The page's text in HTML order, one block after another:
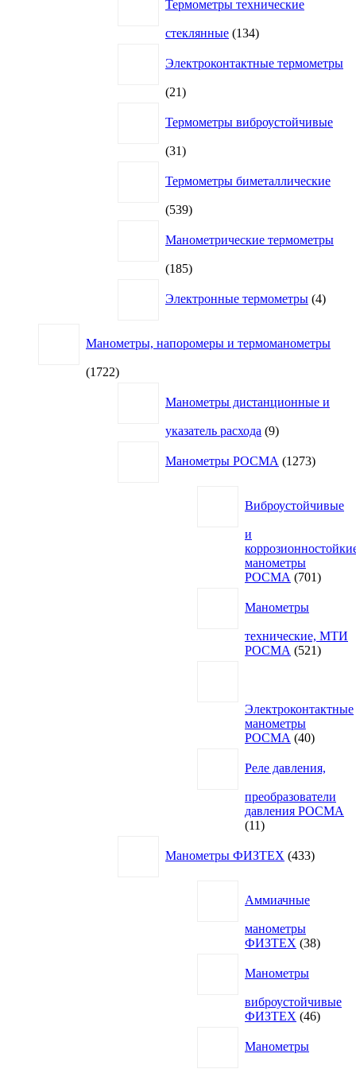
Термометры технические
стеклянные 134134
Электроконтактные термометры
2121
Термометры виброустойчивые
3131
Термометры биметаллические
539539
Манометрические термометры
185185
Электронные термометры 4товара
Манометры, напоромеры и термоманометры
17221722
Манометры дистанционные и
указатель расхода 99
Манометры РОСМА
1273товара
Виброустойчивые
и
манометры
РОСМА
701701
Манометры
технические, МТИ
РОСМА
521521
Электроконтактные
манометры
РОСМА
4040
Реле давления,
преобразователи
давления РОСМА
1111
Манометры ФИЗТЕХ 433товара
Аммиачные
манометры
ФИЗТЕХ 3838
Манометры
виброустойчивые
ФИЗТЕХ 4646
Манометры